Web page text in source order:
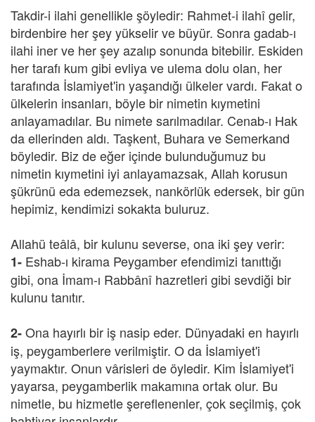
Takdir-i ilahi genellikle şöyledir: Rahmet-i ilahî gelir,
birdenbire her şey yükselir ve büyür. Sonra gadab-ı
ilahi iner ve her şey azalıp sonunda bitebilir. Eskiden
her tarafı kum gibi evliya ve ulema dolu olan, her
tarafında İslamiyet'in yaşandığı ülkeler vardı. Fakat o
ülkelerin insanları, böyle bir nimetin kıymetini
anlayamadılar. Bu nimete sarılmadılar. Cenab-ı Hak
da ellerinden aldı. Taşkent, Buhara ve Semerkand
böyledir. Biz de eğer içinde bulunduğumuz bu
nimetin kıymetini iyi anlayamazsak, Allah korusun
şükrünü eda edemezsek, nankörlük edersek, bir gün
hepimiz, kendimizi sokakta buluruz.
Allahü teâlâ, bir kulunu severse, ona iki şey verir:
1- Eshab-ı kirama Peygamber efendimizi tanıttığı
gibi, ona İmam-ı Rabbânî hazretleri gibi sevdiği bir
kulunu tanıtır.
2-Ona hayırlı bir iş nasip eder. Dünyadaki en hayırlı
iş, peygamberlere verilmiştir. O da İslamiyet'i
yaymaktır. Onun vârisleri de öyledir. Kim İslamiyet'i
yayarsa, peygamberlik makamına ortak olur. Bu
nimetle, bu hizmetle şereflenenler, çok seçilmiş, çok